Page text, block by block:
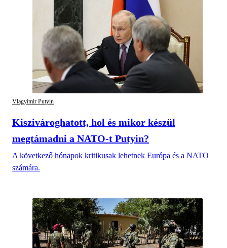
Vlagyimir Putyin
Kiszivároghatott, hol és mikor készül
megtámadni a NATO-t Putyin?
A következő hónapok kritikusak lehetnek Európa és a NATO
számára.